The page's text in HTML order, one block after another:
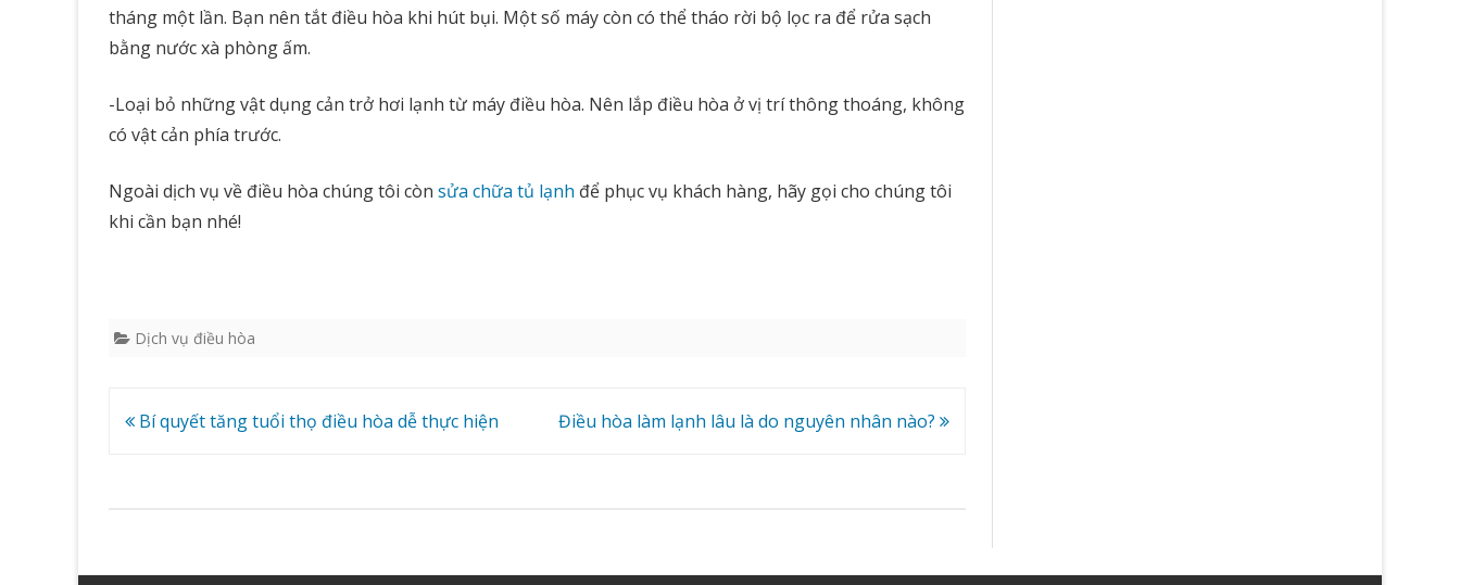
tháng một lần. Bạn nên tắt điều hòa khi hút bụi. Một số máy còn có thể tháo rời bộ lọc ra để rửa sạch
bằng nước xà phòng ấm.
-Loại bỏ những vật dụng cản trở hơi lạnh từ máy điều hòa. Nên lắp điều hòa ở vị trí thông thoáng, không
có vật cản phía trước.
Ngoài dịch vụ về điều hòa chúng tôi còn sửa chữa tủ lạnh để phục vụ khách hàng, hãy gọi cho chúng tôi
khi cần bạn nhé!
Dịch vụ điều hòa
Điều
Bí quyết tăng tuổi thọ điều hòa dễ thực hiện Điều hòa làm lạnh lâu là do nguyên nhân nào?